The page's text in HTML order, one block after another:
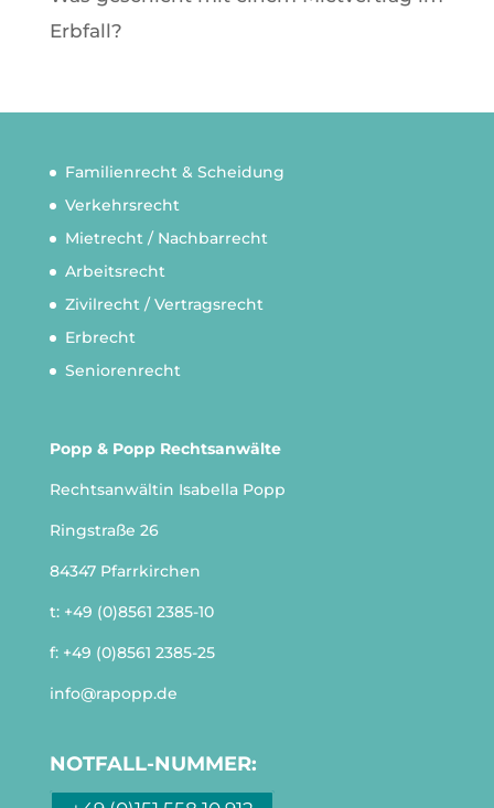
Erbfall?
Familienrecht & Scheidung
Verkehrsrecht
Mietrecht / Nachbarrecht
Arbeitsrecht
Zivilrecht / Vertragsrecht
Erbrecht
Seniorenrecht
Popp & Popp Rechtsanwälte
Rechtsanwältin Isabella Popp
Ringstraße 26
84347 Pfarrkirchen
t: +49 (0)8561 2385-10
f: +49 (0)8561 2385-25
info@rapopp.de
NOTFALL-NUMMER: